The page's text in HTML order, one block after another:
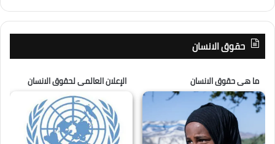
حقوق الانسان
ما هى حقوق الانسان الإعلان العالمى لحقوق الانسان